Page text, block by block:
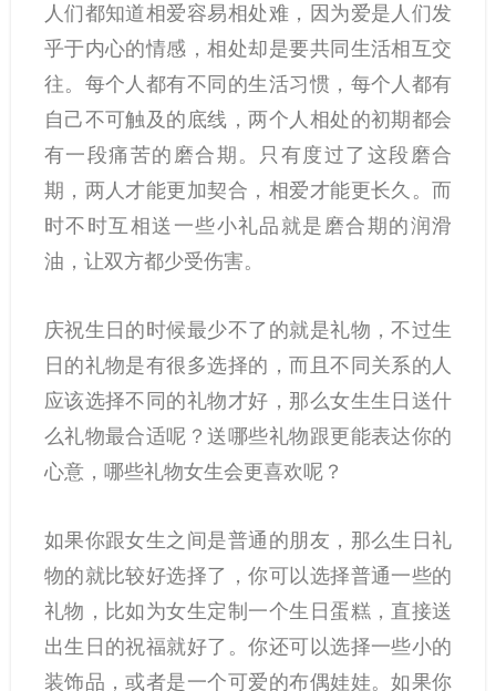
人们都知道相爱容易相处难，因为爱是人们发
乎于内心的情感，相处却是要共同生活相互交
往。每个人都有不同的生活习惯，每个人都有
自己不可触及的底线，两个人相处的初期都会
有一段痛苦的磨合期。只有度过了这段磨合
期，两人才能更加契合，相爱才能更长久。而
时不时互相送一些小礼品就是磨合期的润滑
油，让双方都少受伤害。
庆祝生日的时候最少不了的就是礼物，不过生
日的礼物是有很多选择的，而且不同关系的人
应该选择不同的礼物才好，那么女生生日送什
么礼物最合适呢？送哪些礼物跟更能表达你的
心意，哪些礼物女生会更喜欢呢？
如果你跟女生之间是普通的朋友，那么生日礼
物的就比较好选择了，你可以选择普通一些的
礼物，比如为女生定制一个生日蛋糕，直接送
出生日的祝福就好了。你还可以选择一些小的
装饰品，或者是一个可爱的布偶娃娃。如果你